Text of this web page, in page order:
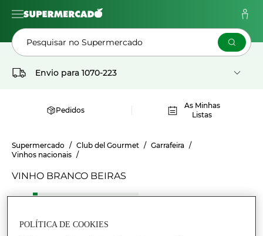
Pesquisar no Supermercado
Envio para 1070-223
Pedidos
As Minhas
Listas
Supermercado Club del Gourmet
Garrafeira
Vinhos nacionais
VINHO BRANCO BEIRAS
POLÍTICA DE COOKIES